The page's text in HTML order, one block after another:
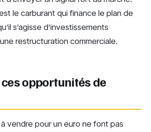
le carburant qui finance le plan de
s’agisse d’investissements
restructuration commerciale.
opportunités de
vendre pour un euro ne font pas